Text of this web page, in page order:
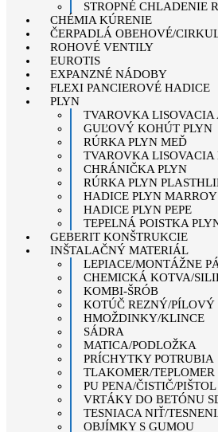
STROPNÉ CHLADENIE
CHÉMIA KÚRENIE
ČERPADLÁ OBEHOVÉ/
ROHOVÉ VENTILY
EUROTIS
EXPANZNÉ NÁDOBY
FLEXI PANCIEROVÉ HADICE
PLYN
TVAROVKA LISOVACIA
GUĽOVÝ KOHÚT PLYN
RÚRKA PLYN MEĎ
TVAROVKA LISOVACIA
CHRÁNIČKA PLYN
RÚRKA PLYN
HADICE PLYN MARROY
HADICE PLYN PEPE
TEPELNÁ POISTKA
GEBERIT KONŠTRUKCIE
INŠTALAČNÝ MATERIÁL
LEPIACE/MONTÁŽNE
CHEMICKÁ KOTVA/
KOMBI-ŠRÓB
KOTÚČ REZNÝ/PÍLOVÝ
HMOŽDINKY/KLINCE
SÁDRA
MATICA/PODLOŽKA
PRÍCHYTKY POTRUBIA
TLAKOMER/TEPLOMER
PU PENA/ČISTIČ/PIŠTOL
VRTÁKY DO BETÓNU
TESNIACA NIŤ/
OBJÍMKY S GUMOU